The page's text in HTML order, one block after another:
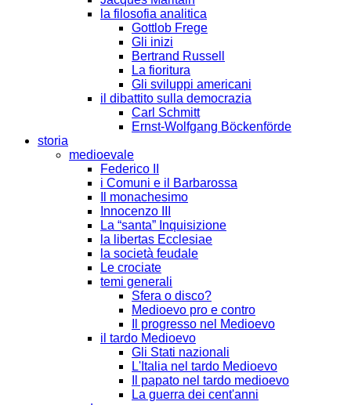
la filosofia analitica
Gottlob Frege
Gli inizi
Bertrand Russell
La fioritura
Gli sviluppi americani
il dibattito sulla democrazia
Carl Schmitt
Ernst-Wolfgang Böckenförde
storia
medioevale
Federico II
i Comuni e il Barbarossa
Il monachesimo
Innocenzo III
La “santa” Inquisizione
la libertas Ecclesiae
la società feudale
Le crociate
temi generali
Sfera o disco?
Medioevo pro e contro
Il progresso nel Medioevo
il tardo Medioevo
Gli Stati nazionali
L'Italia nel tardo Medioevo
Il papato nel tardo medioevo
La guerra dei cent'anni